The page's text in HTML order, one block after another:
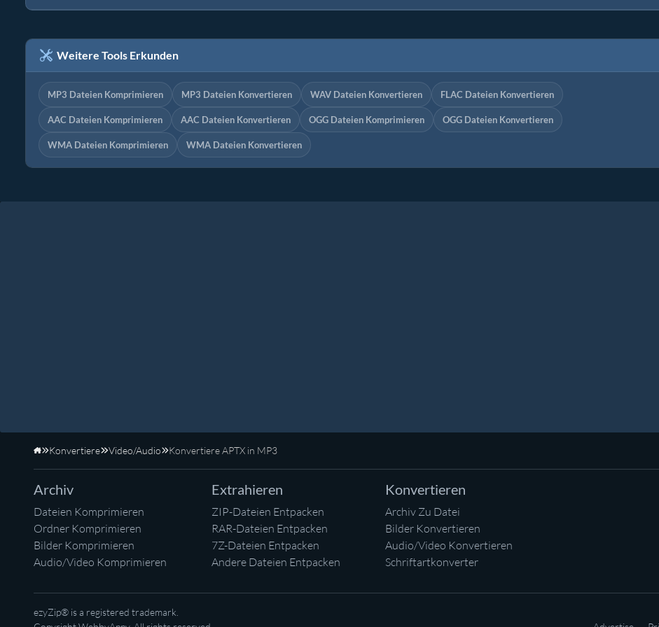
Weitere Tools Erkunden
MP3 Dateien Komprimieren MP3 Dateien Konvertieren WAV Dateien Konvertieren FLAC Dateien Konvertieren
AAC Dateien Komprimieren AAC Dateien Konvertieren OGG Dateien Komprimieren OGG Dateien Konvertieren
WMA Dateien Komprimieren WMA Dateien Konvertieren
Startseite
Konvertiere Video/Audio Konvertiere APTX in MP3
Archiv
Dateien Komprimieren
Ordner Komprimieren
Bilder Komprimieren
Audio/Video Komprimieren
Extrahieren
ZIP-Dateien Entpacken
RAR-Dateien Entpacken
7Z-Dateien Entpacken
Andere Dateien Entpacken
Konvertieren
Archiv Zu Datei
Bilder Konvertieren
Audio/Video Konvertieren
Schriftartkonverter
ezyZip® is a registered trademark.